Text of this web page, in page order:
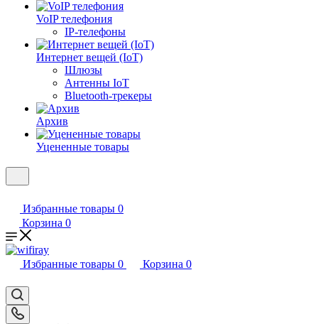
VoIP телефония
IP-телефоны
Интернет вещей (IoT)
Шлюзы
Антенны IoT
Bluetooth-трекеры
Архив
Уцененные товары
Избранные товары 0
Корзина 0
Избранные товары 0 Корзина 0